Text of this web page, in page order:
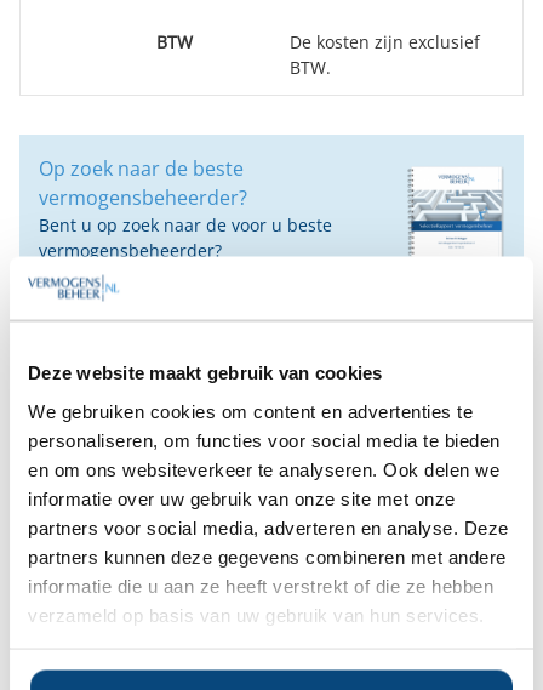
Deze website maakt gebruik van cookies
We gebruiken cookies om content en advertenties te
personaliseren, om functies voor social media te bieden
en om ons websiteverkeer te analyseren. Ook delen we
informatie over uw gebruik van onze site met onze
partners voor social media, adverteren en analyse. Deze
partners kunnen deze gegevens combineren met andere
informatie die u aan ze heeft verstrekt of die ze hebben
verzameld op basis van uw gebruik van hun services.
BTW
De kosten zijn exclusief
BTW.
Op zoek naar de beste
vermogensbeheerder?
Bent u op zoek naar de voor u beste
vermogensbeheerder?
Vraag dan gratis en geheel vrijblijvend een
SelectieRapport aan. Per e-mail ontvangt u
een selectie van goede vermogensbeheerders die het
voorkeuren.
Gratis Selectierapport
Anderen bekeken ook:
€250.000
€250.000
€250.000
€250.000